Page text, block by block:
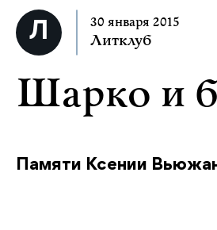
30 января 2015
Литклуб
Шарко и
Памяти Ксении